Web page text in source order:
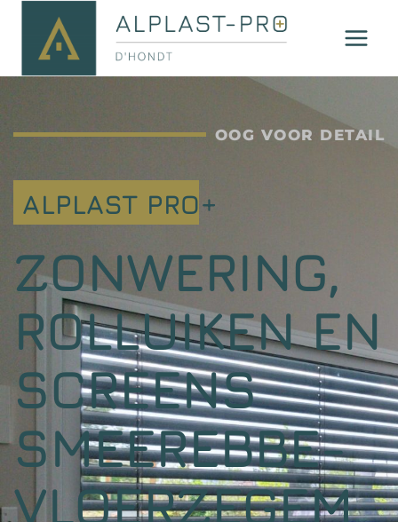
OOG VOOR DETAIL
ALPLAST PRO+
ZONWERING,
ROLLUIKEN EN
SCREENS
SMEEREBBE-
VLOERZEGEM